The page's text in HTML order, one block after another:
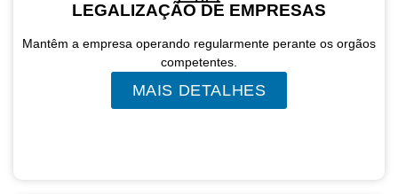
LEGALIZAÇÃO DE EMPRESAS
Mantêm a empresa operando regularmente perante os orgãos
competentes.
MAIS DETALHES